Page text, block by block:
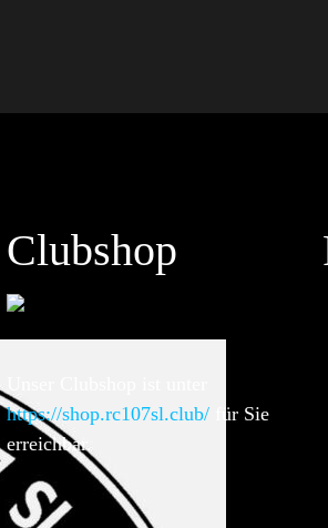
Clubshop
https://shop.rc107sl.club/ für Sie
erreichbar.